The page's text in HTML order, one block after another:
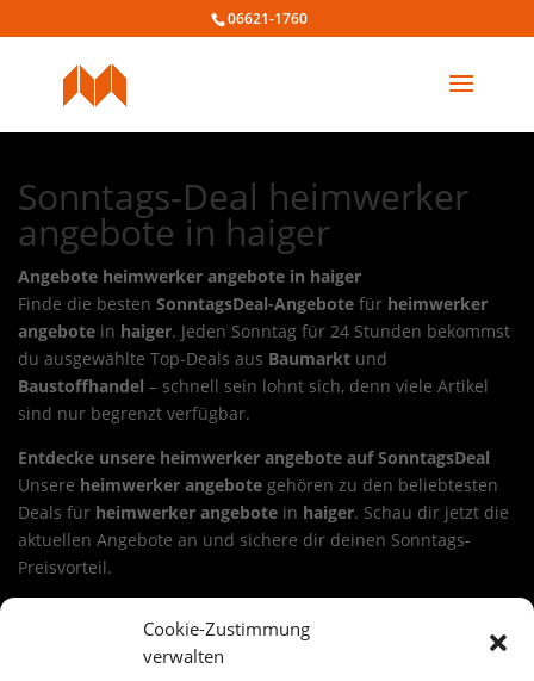
Cookie-Zustimmung
verwalten
06621-1760
Sonntags-Deal heimwerker
angebote in haiger
Angebote heimwerker angebote in haiger
Finde die besten SonntagsDeal-Angebote für heimwerker
angebote in haiger. Jeden Sonntag für 24 Stunden bekommst
du ausgewählte Top-Deals aus Baumarkt und
Baustoffhandel – schnell sein lohnt sich, denn viele Artikel
sind nur begrenzt verfügbar.
Entdecke unsere heimwerker angebote auf SonntagsDeal
Unsere heimwerker angebote gehören zu den beliebtesten
Deals für heimwerker angebote in haiger. Schau dir jetzt die
aktuellen Angebote an und sichere dir deinen Sonntags-
Preisvorteil.
Wähle deinen Deal, lege ihn in den Warenkorb und nutze die